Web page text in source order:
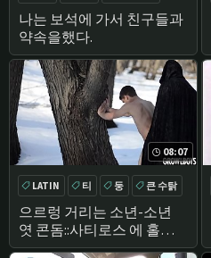
나는 보석에 가서 친구들과
약속을했다.
공개
08:07
으르렁 거리는 소년-소년
엿 콘돔::사티로스 에 홀린
세계
LATIN 티 둥 큰 수탉